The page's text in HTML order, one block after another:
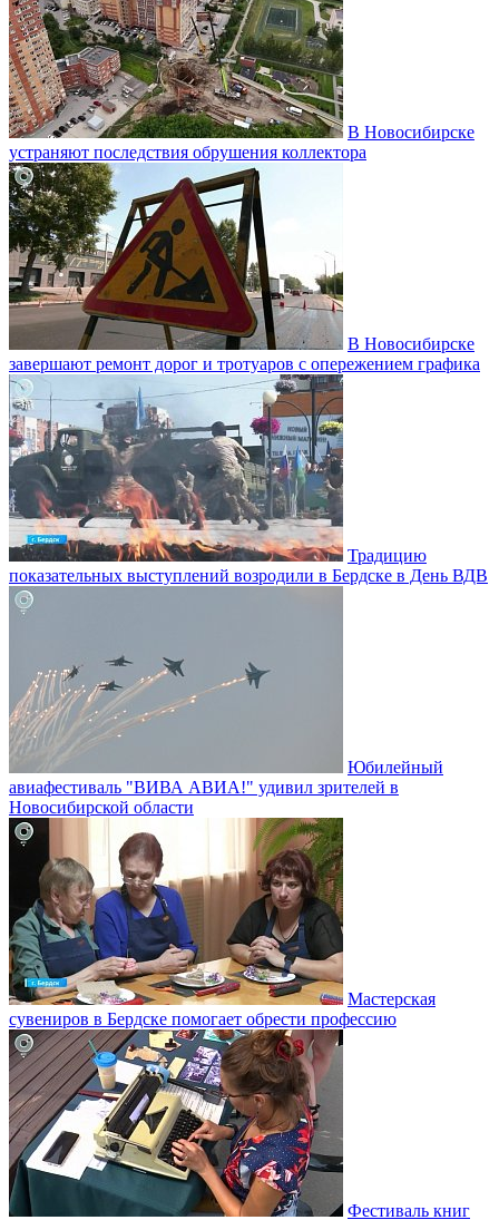
В Новосибирске
устраняют последствия обрушения коллектора
В Новосибирске
завершают ремонт дорог и тротуаров с опережением графика
Традицию
показательных выступлений возродили в Бердске в День ВДВ
Юбилейный
авиафестиваль "ВИВА АВИА!" удивил зрителей в
Новосибирской области
Мастерская
сувениров в Бердске помогает обрести профессию
Фестиваль книг